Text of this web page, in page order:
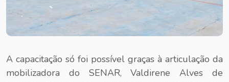
A capacitação só foi possível graças à articulação da
mobilizadora do SENAR, Valdirene Alves de